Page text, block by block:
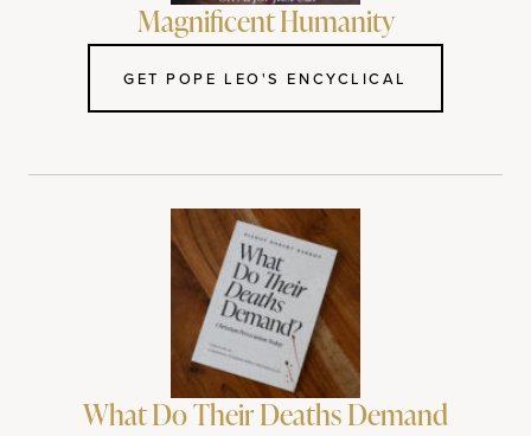
Magnificent Humanity
GET POPE LEO'S ENCYCLICAL
What Do Their Deaths Demand